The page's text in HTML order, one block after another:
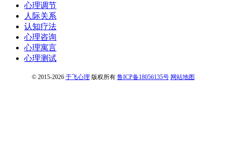
心理调节
人际关系
认知疗法
心理咨询
心理寓言
心理测试
© 2015-2026 于飞心理 版权所有 鲁ICP备18056135号 网站地图